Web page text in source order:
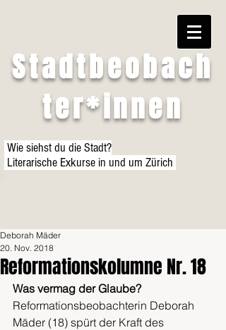
Stadtbeobach
ter*innen
Wie siehst du die Stadt?
Literarische Exkurse in und um Zürich
Reformationskolumne Nr. 18
Deborah Mäder
20. Nov. 2018
Was vermag der Glaube?
Reformationsbeobachterin Deborah
Mäder (18) spürt der Kraft des